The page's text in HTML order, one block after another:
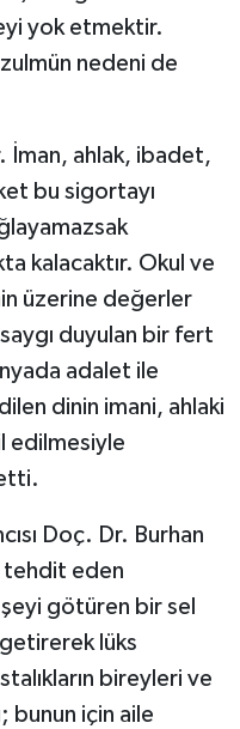
yok etmektir.
nedeni de
İman, ahlak, ibadet,
bu sigortayı
kalacaktır. Okul ve
üzerine değerler
duyulan bir fert
adalet ile
dinin imani, ahlaki
edilmesiyle
Doç. Dr. Burhan
tehdit eden
şeyi götüren bir sel
lüks
bireyleri ve
bunun için aile